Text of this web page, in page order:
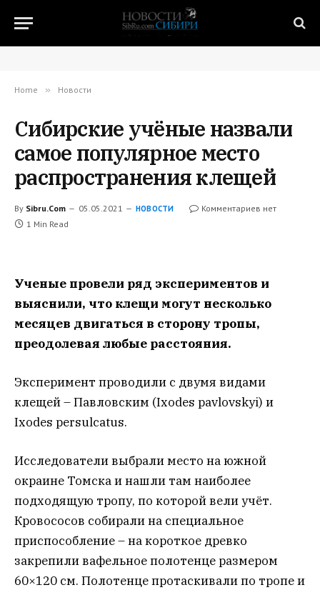
Home » Новости
Сибирские учёные назвали
самое популярное место
распространения клещей
By Sibru.Com 05.05.2021 НОВОСТИ
Комментариев нет
1 Min Read
Ученые провели ряд экспериментов и
выяснили, что клещи могут несколько
месяцев двигаться в сторону тропы,
преодолевая любые расстояния.
Эксперимент проводили с двумя видами
клещей – Павловским (Ixodes pavlovskyi) и
Ixodes persulcatus.
Исследователи выбрали место на южной
окраине Томска и нашли там наиболее
подходящую тропу, по которой вели учёт.
Кровососов собирали на специальное
приспособление – на короткое древко
закрепили вафельное полотенце размером
60×120 см. Полотенце протаскивали по тропе и